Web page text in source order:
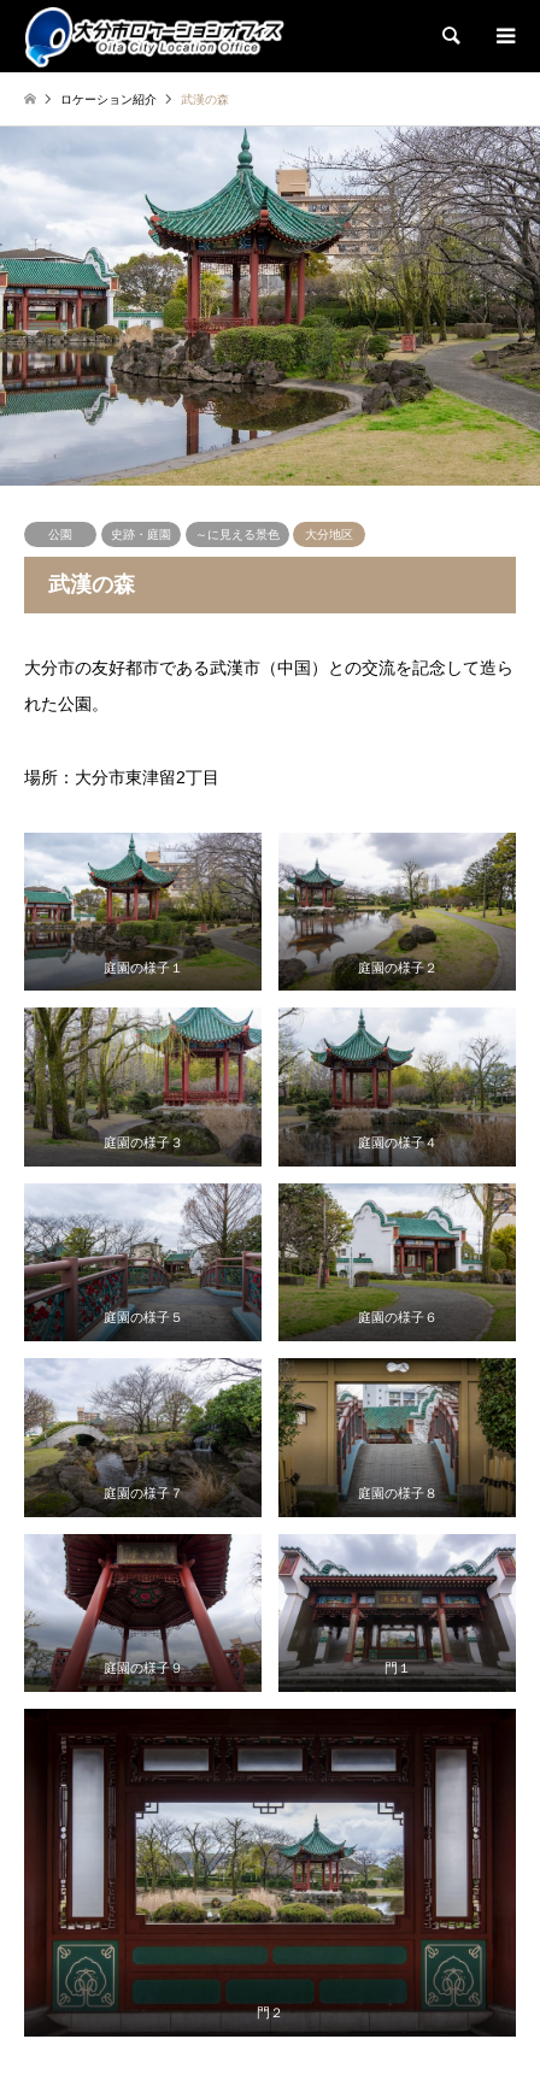
検索
ロケーション紹介 武漢の森
公園 史跡・庭園 ～に見える景色 大分地区
武漢の森
大分市の友好都市である武漢市（中国）との交流を記念して造ら
れた公園。
場所：大分市東津留2丁目
庭園の様子１ 庭園の様子２
庭園の様子３ 庭園の様子４
庭園の様子５ 庭園の様子６
庭園の様子７ 庭園の様子８
庭園の様子９ 門１
門２